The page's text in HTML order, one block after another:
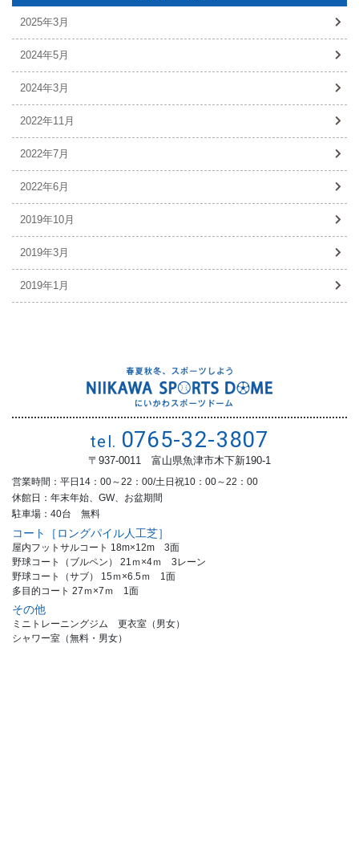
2025年3月
2024年5月
2024年3月
2022年11月
2022年7月
2022年6月
2019年10月
2019年3月
2019年1月
tel. 0765-32-3807
〒937-0011 富山県魚津市木下新190-1
営業時間：平日14：00～22：00/土日祝10：00～22：00
休館日：年末年始、GW、お盆期間
駐車場：40台 無料
コート［ロングパイル人工芝］
屋内フットサルコート 18m×12m 3面
野球コート（ブルペン） 21ｍ×4ｍ 3レーン
野球コート（サブ） 15ｍ×6.5ｍ 1面
多目的コート 27ｍ×7ｍ 1面
その他
ミニトレーニングジム 更衣室（男女）
シャワー室（無料・男女）